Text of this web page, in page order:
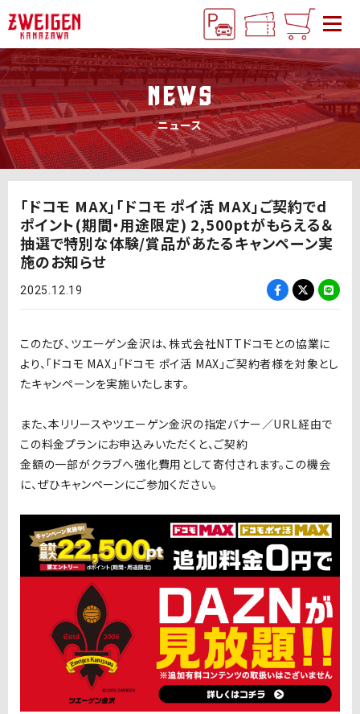
NEWS
ニュース
「ドコモ MAX」「ドコモ ポイ活 MAX」ご契約でd
ポイント(期間・用途限定) 2,500ptがもらえる＆
抽選で特別な体験/賞品があたるキャンペーン実
施のお知らせ
2025.12.19
このたび、ツエーゲン金沢は、株式会社NTTドコモとの協業に
より、「ドコモ MAX」「ドコモ ポイ活 MAX」ご契約者様を対象とし
たキャンペーンを実施いたします。
また、本リリースやツエーゲン金沢の指定バナー／URL経由で
この料金プランにお申込みいただくと、ご契約
金額の一部がクラブへ強化費用として寄付されます。この機会
に、ぜひキャンペーンにご参加ください。